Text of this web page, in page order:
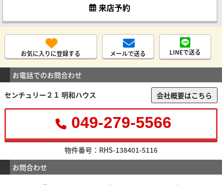
来店予約
お気に入りに登録する メールで送る LINEで送る
お電話でのお問合わせ
センチュリー２１ 明和ハウス
会社概要はこちら
049-279-5566
物件番号：RHS-138401-5116
お問合わせ